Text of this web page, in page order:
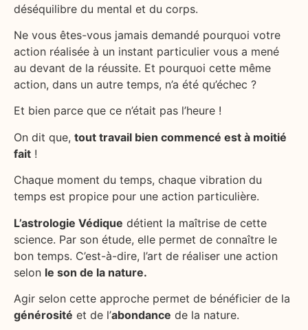
déséquilibre du mental et du corps.
Ne vous êtes-vous jamais demandé pourquoi votre
action réalisée à un instant particulier vous a mené
au devant de la réussite. Et pourquoi cette même
action, dans un autre temps, n’a été qu’échec ?
Et bien parce que ce n’était pas l’heure !
On dit que, tout travail bien commencé est à moitié
fait !
Chaque moment du temps, chaque vibration du
temps est propice pour une action particulière.
L’astrologie Védique détient la maîtrise de cette
science. Par son étude, elle permet de connaître le
bon temps. C’est-à-dire, l’art de réaliser une action
selon le son de la nature.
Agir selon cette approche permet de bénéficier de la
générosité et de l’abondance de la nature.